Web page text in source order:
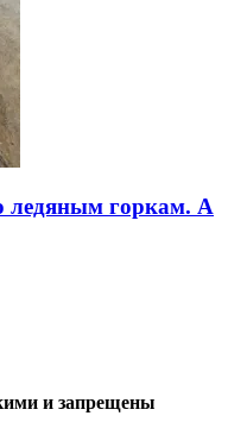
ледяным горкам. А
и запрещены